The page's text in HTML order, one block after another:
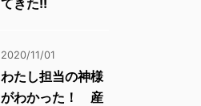
2020/11/01
わたし担当の神様
がわかった！ 産